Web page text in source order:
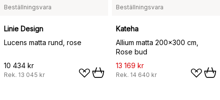
Beställningsvara
Linie Design
Lucens matta rund, rose
10 434 kr
Rek. 13 045 kr
Beställningsvara
Kateha
Allium matta 200x300 cm,
Rose bud
13 169 kr
Rek. 14 640 kr